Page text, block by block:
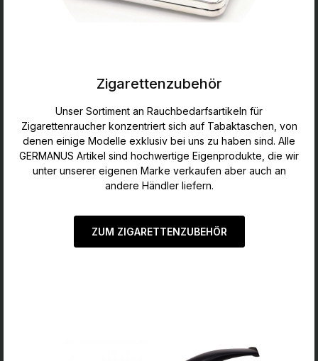
Zigarettenzubehör
Unser Sortiment an Rauchbedarfsartikeln für
Zigarettenraucher konzentriert sich auf Tabaktaschen, von
denen einige Modelle exklusiv bei uns zu haben sind. Alle
GERMANUS Artikel sind hochwertige Eigenprodukte, die wir
unter unserer eigenen Marke verkaufen aber auch an
andere Händler liefern.
ZUM ZIGARETTENZUBEHÖR